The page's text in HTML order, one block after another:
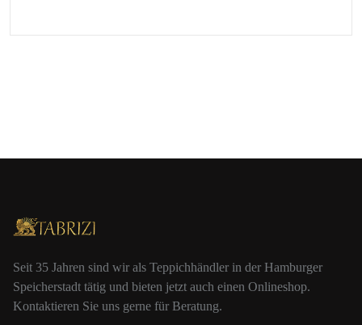
Seit 35 Jahren sind wir als Teppichhändler in der Hamburger
Speicherstadt tätig und bieten jetzt auch einen Onlineshop.
Kontaktieren Sie uns gerne für Beratung.